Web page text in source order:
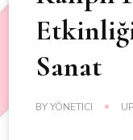
Sanat
BYYÖNETICI